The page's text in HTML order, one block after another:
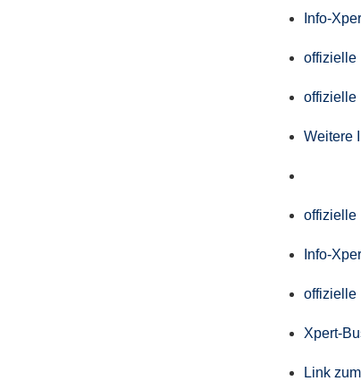
Info-
offizielle
offizielle
Weitere
offizielle
Info-
offizielle
Xpert-
Link